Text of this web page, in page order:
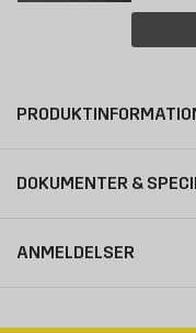
DOKUMENTER &
ANMELDELSER